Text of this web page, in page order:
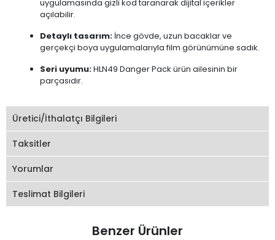
uygulamasında gizli kod taranarak dijital içerikler
açılabilir.
Detaylı tasarım: İnce gövde, uzun bacaklar ve
gerçekçi boya uygulamalarıyla film görünümüne sadık.
Seri uyumu:HLN49 Danger Pack ürün ailesinin bir
parçasıdır.
Üretici/İthalatçı Bilgileri
Taksitler
Yorumlar
Teslimat Bilgileri
Benzer Ürünler